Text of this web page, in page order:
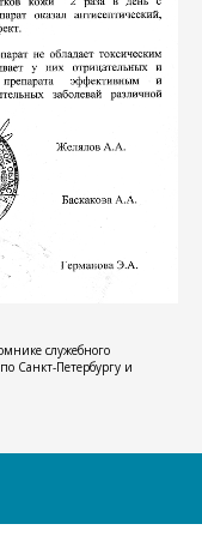
служебного
Санкт-Петербургу и